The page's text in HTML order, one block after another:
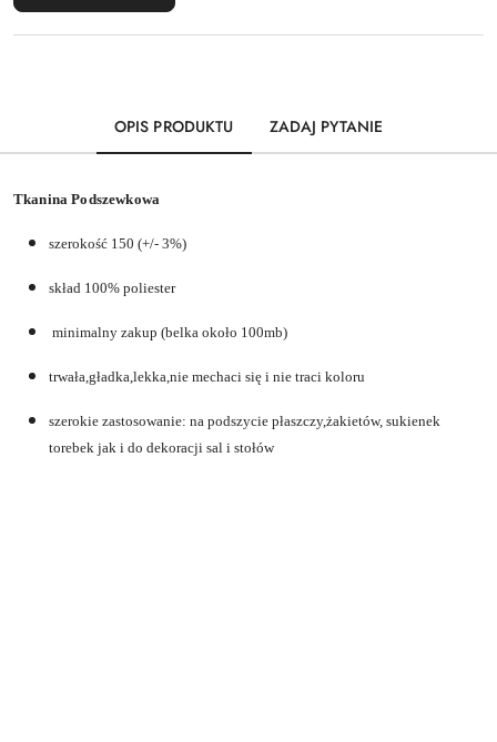
OPIS PRODUKTU ZADAJ PYTANIE
Tkanina Podszewkowa
szerokość 150 (+/- 3%)
skład 100% poliester
minimalny zakup (belka około 100mb)
trwała,gładka,lekka,nie mechaci się i nie traci koloru
szerokie zastosowanie: na podszycie płaszczy,żakietów, sukienek
torebek jak i do dekoracji sal i stołów